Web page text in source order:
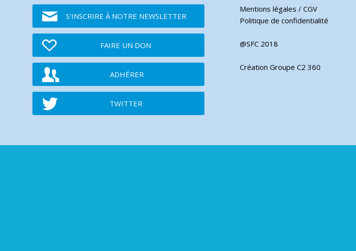
S'INSCRIRE À NOTRE NEWSLETTER
FAIRE UN DON
ADHÉRER
TWITTER
Mentions légales / CGV
Politique de confidentialité
@SFC 2018
Création Groupe C2 360